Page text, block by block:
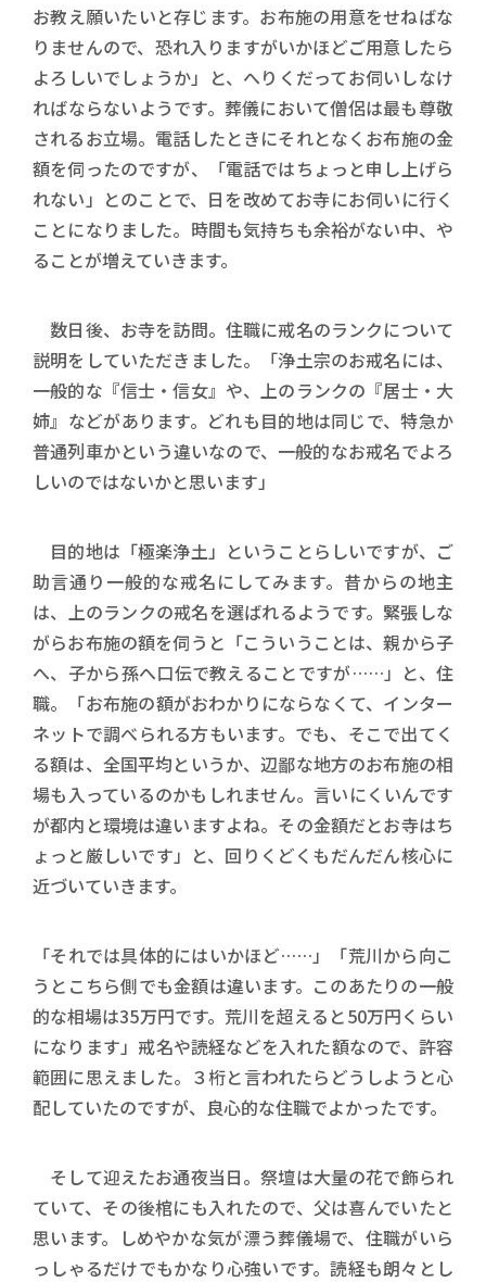
お教え願いたいと存じます。お布施の用意をせねばな
りませんので、恐れ入りますがいかほどご用意したら
よろしいでしょうか」と、へりくだってお伺いしなけ
ればならないようです。葬儀において僧侶は最も尊敬
されるお立場。電話したときにそれとなくお布施の金
額を伺ったのですが、「電話ではちょっと申し上げら
れない」とのことで、日を改めてお寺にお伺いに行く
ことになりました。時間も気持ちも余裕がない中、や
ることが増えていきます。
数日後、お寺を訪問。住職に戒名のランクについて
説明をしていただきました。「浄土宗のお戒名には、
一般的な『信士・信女』や、上のランクの『居士・大
姉』などがあります。どれも目的地は同じで、特急か
普通列車かという違いなので、一般的なお戒名でよろ
しいのではないかと思います」
目的地は「極楽浄土」ということらしいですが、ご
助言通り一般的な戒名にしてみます。昔からの地主
は、上のランクの戒名を選ばれるようです。緊張しな
がらお布施の額を伺うと「こういうことは、親から子
へ、子から孫へ口伝で教えることですが……」と、住
職。「お布施の額がおわかりにならなくて、インター
ネットで調べられる方もいます。でも、そこで出てく
る額は、全国平均というか、辺鄙な地方のお布施の相
場も入っているのかもしれません。言いにくいんです
が都内と環境は違いますよね。その金額だとお寺はち
ょっと厳しいです」と、回りくどくもだんだん核心に
近づいていきます。
「それでは具体的にはいかほど……」「荒川から向こ
うとこちら側でも金額は違います。このあたりの一般
的な相場は35万円です。荒川を超えると50万円くらい
になります」戒名や読経などを入れた額なので、許容
範囲に思えました。３桁と言われたらどうしようと心
配していたのですが、良心的な住職でよかったです。
そして迎えたお通夜当日。祭壇は大量の花で飾られ
ていて、その後棺にも入れたので、父は喜んでいたと
思います。しめやかな気が漂う葬儀場で、住職がいら
っしゃるだけでもかなり心強いです。読経も朗々とし